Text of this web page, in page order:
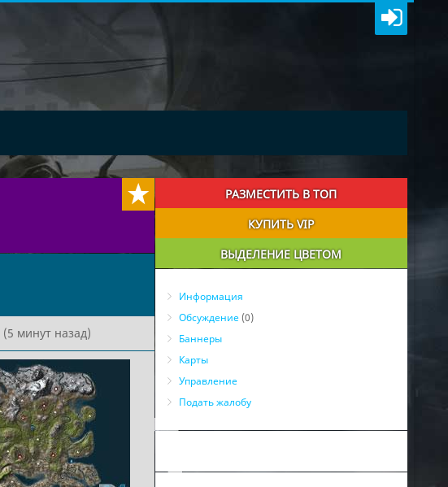
(5 минут назад)
РАЗМЕСТИТЬ В ТОП
КУПИТЬ VIP
ВЫДЕЛЕНИЕ ЦВЕТОМ
Информация
Обсуждение(0)
Баннеры
Карты
Управление
Подать жалобу